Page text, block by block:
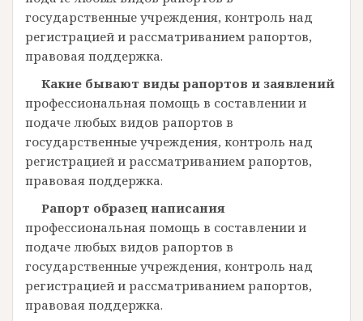
государственные учреждения, контроль над
регистрацией и рассматриванием рапортов,
правовая поддержка.
Какие бывают виды рапортов и заявлений
профессиональная помощь в составлении и
подаче любых видов рапортов в
государственные учреждения, контроль над
регистрацией и рассматриванием рапортов,
правовая поддержка.
Рапорт образец написания
профессиональная помощь в составлении и
подаче любых видов рапортов в
государственные учреждения, контроль над
регистрацией и рассматриванием рапортов,
правовая поддержка.